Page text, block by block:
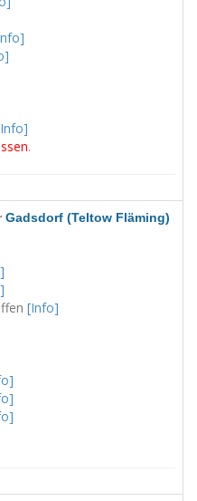
.
Gadsdorf (Teltow Fläming)
[Info]